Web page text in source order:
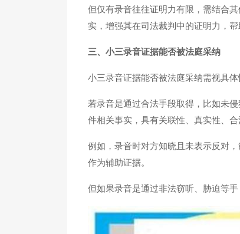
但仅有录音往往证明力有限，需结合
实，增强其在司法裁判中的证明力，
三、小三录音证据能否被法庭采纳
小三录音证据能否被法庭采纳需视具体
若录音是通过合法手段取得，比如未
件相关事实，具有关联性、真实性、
例如，录音时对方知晓且未表示反对
作为辅助证据。
但如果录音是通过非法窃听、胁迫等手